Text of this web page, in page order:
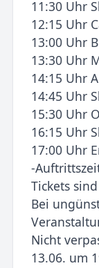
11:30 Uhr
12:15 Uhr
13:00 Uhr
13:30 Uhr
14:15 Uhr
14:45 Uhr
15:30 Uhr
16:15 Uhr
17:00 Uhr
-
Tickets
Bei
Nicht
13.06. um